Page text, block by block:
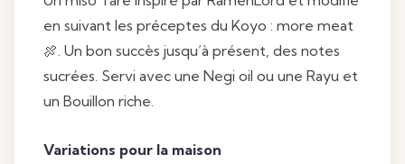
en suivant les préceptes du Koyo : more meat
🍖. Un bon succès jusqu’à présent, des notes
sucrées. Servi avec une Negi oil ou une Rayu et
un Bouillon riche.
Variations pour la maison